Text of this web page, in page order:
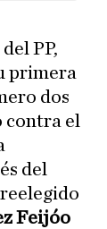
PP,
primera
dos
contra el
del
Feijóo